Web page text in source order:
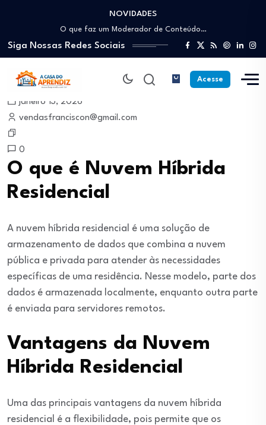
NOVIDADES
Como trabalhar como Estoquista: O guia para…
O que faz um Moderador de Conteúdo…
Como ser um Afiliado de Sucesso trabalhando…
Como dar Aulas Particulares Online e viver…
Profissão Instalador Solar: Como entrar no mercado…
Como trabalhar como Estoquista: O guia para…
O que faz um Moderador de Conteúdo…
Como ser um Afiliado de Sucesso trabalhando…
Siga Nossas Redes Sociais
Acesse
janeiro 13, 2026
vendasfranciscon@gmail.com
0
O que é Nuvem Híbrida
Residencial
A nuvem híbrida residencial é uma solução de
armazenamento de dados que combina a nuvem
pública e privada para atender às necessidades
específicas de uma residência. Nesse modelo, parte dos
dados é armazenada localmente, enquanto outra parte
é enviada para servidores remotos.
Vantagens da Nuvem
Híbrida Residencial
Uma das principais vantagens da nuvem híbrida
residencial é a flexibilidade, pois permite que os